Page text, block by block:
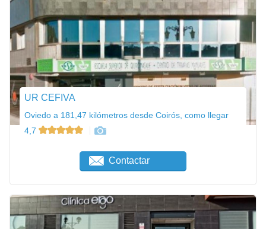
UR CEFIVA
Oviedo a 181,47 kilómetros desde Coirós, como llegar
4,7
Contactar